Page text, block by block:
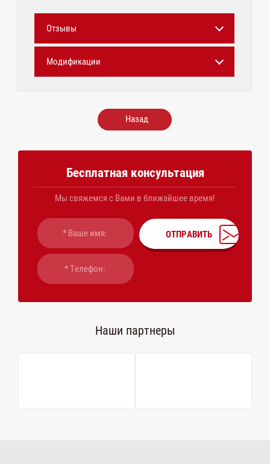
Отзывы
Модификации
Назад
Бесплатная консультация
Мы свяжемся с Вами в ближайшее время!
ОТПРАВИТЬ
Наши партнеры